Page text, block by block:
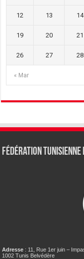
« Mar
12 13 14
19 20 21
26 27 28
Fédération tunisienne
Adresse : 11, Rue 1er juin –
1002 Tunis Belvédère